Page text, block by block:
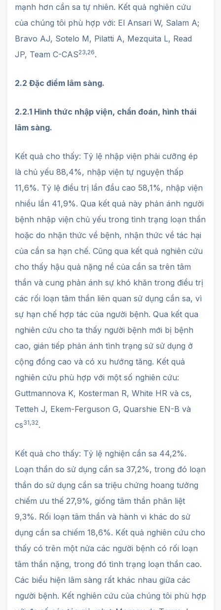
mạnh hơn cần sa tự nhiên. Kết quả nghiên cứu
của chúng tôi phù hợp với: El Ansari W, Salam A;
Bravo AJ, Sotelo M, Pilatti A, Mezquita L, Read
JP, Team C-CAS23,26.
2.2 Đặc điểm lâm sàng.
2.2.1 Hình thức nhập viện, chẩn đoán, hình thái
lâm sàng.
Kết quả cho thấy: Tỷ lệ nhập viện phải cưỡng ép
là chủ yếu 88,4%, nhập viện tự nguyện thấp
11,6%. Tỷ lệ điều trị lần đầu cao 58,1%, nhập viện
nhiều lần 41,9%. Qua kết quả này phản ánh người
bệnh nhập viện chủ yếu trong tình trạng loạn thần
hoặc do nhận thức về bệnh, nhận thức về tác hại
của cần sa hạn chế. Cũng qua kết quả nghiên cứu
cho thấy hậu quả nặng nề của cần sa trên tâm
thần và cung phản ánh sự khó khăn trong điều trị
các rối loạn tâm thần liên quan sử dụng cần sa, vì
sự hạn chế hợp tác của người bệnh. Qua kết qua
nghiên cứu cho ta thấy người bệnh mới bị bệnh
cao, gián tiếp phản ánh tình trạng sử sử dụng ở
cộng đồng cao và có xu hướng tăng. Kết quả
nghiên cứu phù hợp với một số nghiên cứu:
Guttmannova K, Kosterman R, White HR và cs,
Tetteh J, Ekem-Ferguson G, Quarshie EN-B và
cs31,32.
Kết quả cho thấy: Tỷ lệ nghiện cần sa 44,2%.
Loạn thần do sử dụng cần sa 37,2%, trong đó loạn
thần do sử dụng cần sa triệu chứng hoang tưởng
chiếm ưu thế 27,9%, giống tâm thần phân liệt
9,3%. Rối loạn tâm thần và hành vi khác do sử
dụng cần sa chiếm 18,6%. Kết quả nghiên cứu cho
thấy có trên một nửa các người bệnh có rối loạn
tâm thần nặng, trong đó tình trạng loạn thần cao.
Các biểu hiện lâm sàng rất khác nhau giữa các
người bệnh. Kết nghiên cứu của chúng tôi phù hợp